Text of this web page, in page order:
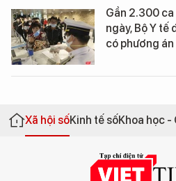
Gần 2.300
ngày, Bộ Y
có phương
Xã hội sốKinh tế sốKhoa học -